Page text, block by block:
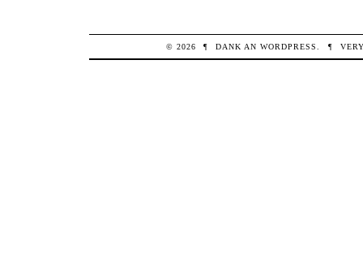
© 2026 ¶ DANK ANWORDPRESS ¶